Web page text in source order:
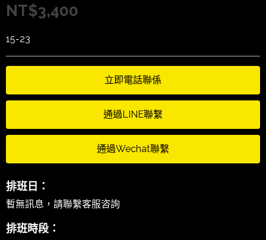
NT$3,400
15-23
立即電話聯係
通過LINE聯繫
通過Wechat聯繫
排班日：
暫無訊息，請聯繫客服咨詢
排班時段：